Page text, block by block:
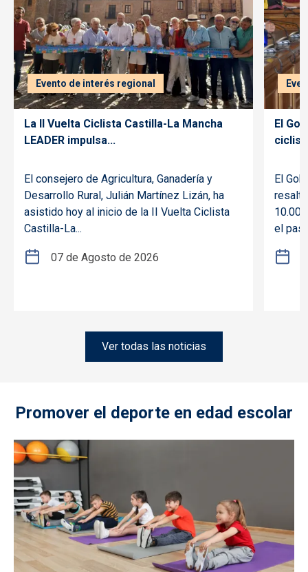
Evento de interés regional
La II Vuelta Ciclista Castilla-La Mancha
LEADER impulsa...
El consejero de Agricultura, Ganadería y
Desarrollo Rural, Julián Martínez Lizán, ha
asistido hoy al inicio de la II Vuelta Ciclista
Castilla-La...
07 de Agosto de 2026
El
El
el
Ver todas las noticias
Promover el deporte en edad escolar